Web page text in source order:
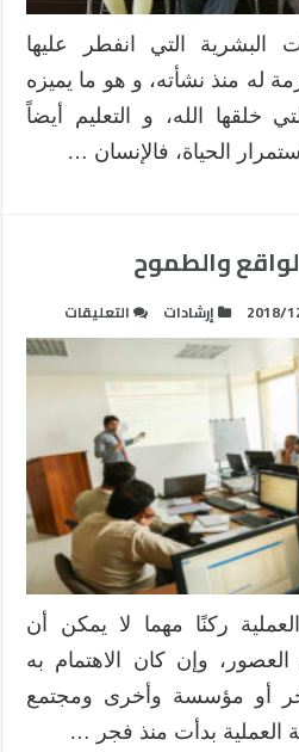
البشرية التي انفطر عليها
له منذ نشأته، و هو ما يميزه
خلقها الله، و التعليم أيضاً
الحياة، فالإنسان …
والطموح
2018/ إرشادات التعليقات
التربية
العملية
والطموح
مغلقة
ركنًا مهما لا يمكن أن
وإن كان الاهتمام به
أو مؤسسة وأخرى ومجتمع
العملية بدأت منذ فجر …